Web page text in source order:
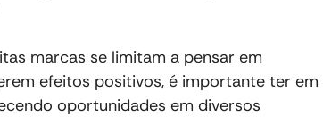
marcas se limitam a pensar em
efeitos positivos, é importante ter em
oportunidades em diversos